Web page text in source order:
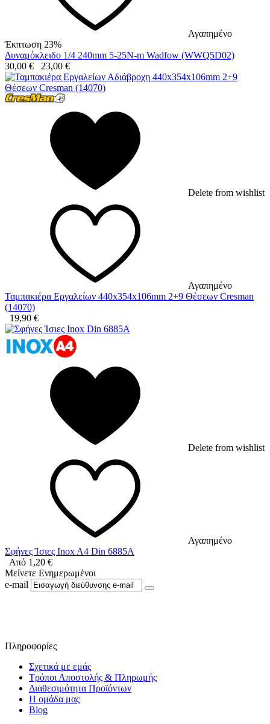
Αγαπημένο
Έκπτωση 23%
Δυναμόκλειδο 1/4 240mm 5-25N-m Wadfow (WWQ5D02)
30,00 € 23,00 €
Delete from wishlist
Αγαπημένο
Ταμπακιέρα Εργαλείων 440x354x106mm 2+9 Θέσεων Cresman
(14070)
19,90 €
Delete from wishlist
Αγαπημένο
Σφήνες Ίσιες Inox A4 Din 6885A
Από 1,20 €
Μείνετε Ενημερωμένοι
e-mail
Πληροφορίες
Σχετικά με εμάς
Τρόποι Αποστολής & Πληρωμής
Διαθεσιμότητα Προϊόντων
Η ομάδα μας
Blog